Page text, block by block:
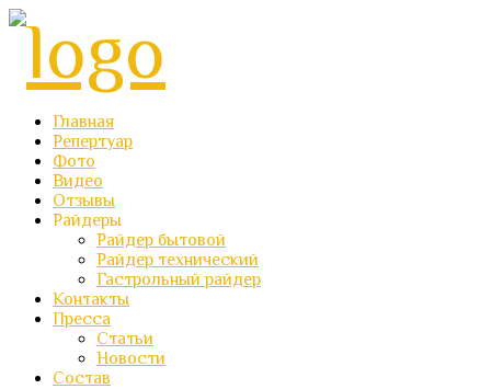
Главная
Репертуар
Фото
Видео
Отзывы
Райдеры
Райдер бытовой
Райдер технический
Гастрольный райдер
Контакты
Пресса
Статьи
Новости
Состав